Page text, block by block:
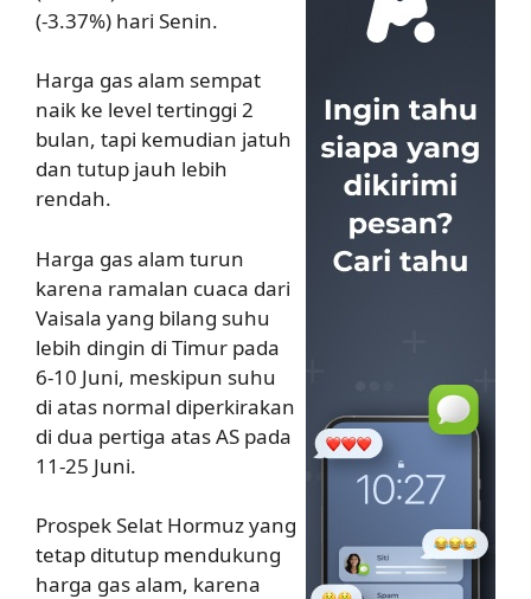
(-3.37%) hari Senin.
Harga gas alam sempat
naik ke level tertinggi 2
bulan, tapi kemudian jatuh
dan tutup jauh lebih
rendah.
Harga gas alam turun
karena ramalan cuaca dari
Vaisala yang bilang suhu
lebih dingin di Timur pada
6-10 Juni, meskipun suhu
di atas normal diperkirakan
di dua pertiga atas AS pada
11-25 Juni.
Prospek Selat Hormuz yang
tetap ditutup mendukung
harga gas alam, karena